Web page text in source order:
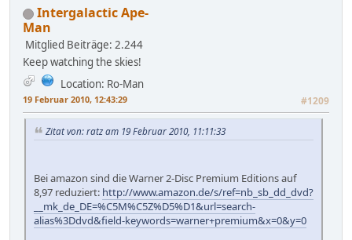
Intergalactic Ape-
Man
Mitglied Beiträge: 2.244
Keep watching the skies!
Location: Ro-Man
19 Februar 2010, 12:43:29 #1209
Zitat von: ratz am 19 Februar 2010, 11:11:33
Bei amazon sind die Warner 2-Disc Premium Editions auf
8,97 reduziert: http://www.amazon.de/s/ref=nb_sb_dd_dvd?
__mk_de_DE=%C5M%C5Z%D5%D1&url=search-
alias%3Ddvd&field-keywords=warner+premium&x=0&y=0